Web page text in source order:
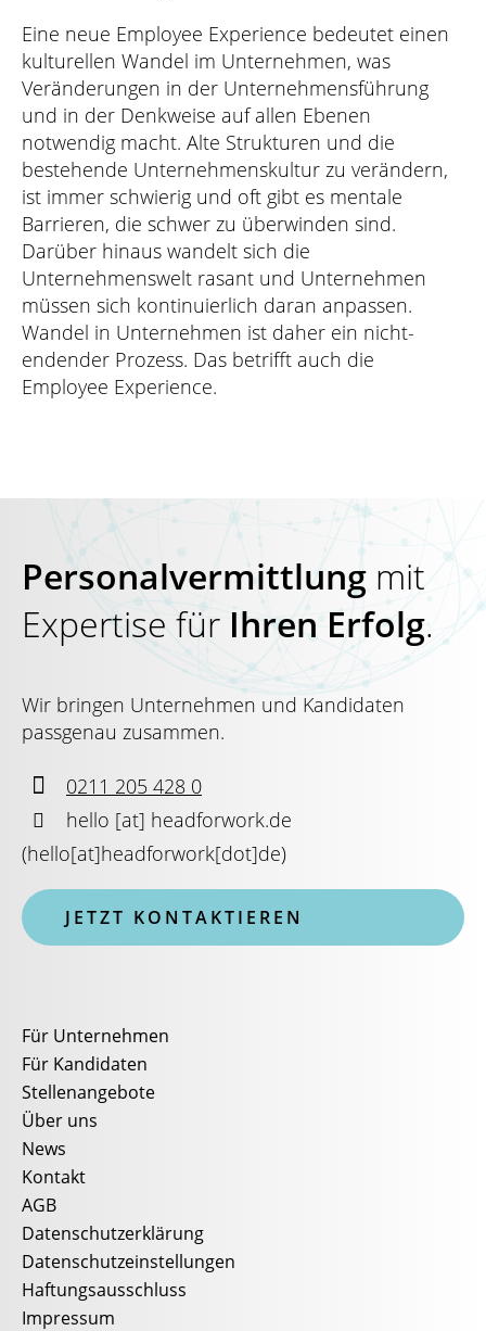
Eine neue Employee Experience bedeutet einen
kulturellen Wandel im Unternehmen, was
Veränderungen in der Unternehmensführung
und in der Denkweise auf allen Ebenen
notwendig macht. Alte Strukturen und die
bestehende Unternehmenskultur zu verändern,
ist immer schwierig und oft gibt es mentale
Barrieren, die schwer zu überwinden sind.
Darüber hinaus wandelt sich die
Unternehmenswelt rasant und Unternehmen
müssen sich kontinuierlich daran anpassen.
Wandel in Unternehmen ist daher ein nicht-
endender Prozess. Das betrifft auch die
Employee Experience.
Personalvermittlung mit
Expertise für Ihren Erfolg.
Wir bringen Unternehmen und Kandidaten
passgenau zusammen.

0211 205 428 0

hello [at] headforwork.de
(hello[at]headforwork[dot]de)
JETZT KONTAKTIEREN
Für Unternehmen
Für Kandidaten
Stellenangebote
Über uns
News
Kontakt
AGB
Datenschutzerklärung
Datenschutzeinstellungen
Haftungsausschluss
Impressum